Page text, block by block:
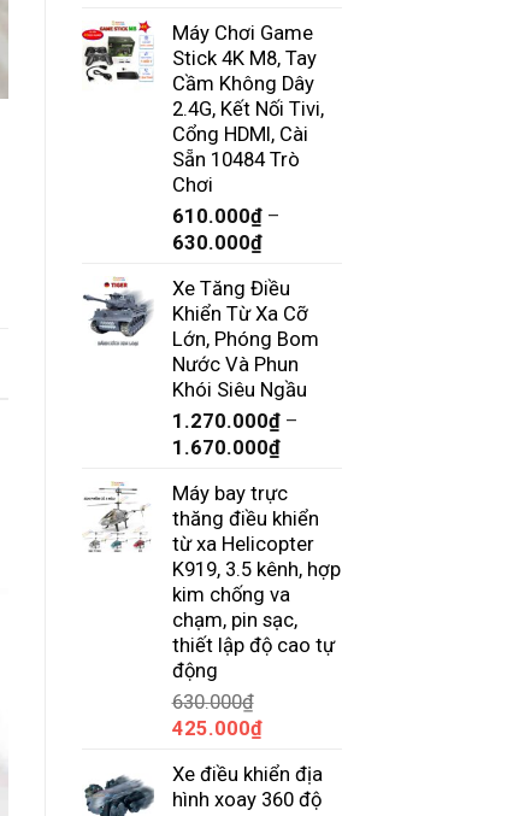
từ
630.000₫
đến
680.000₫
Máy Chơi Game
Stick 4K M8, Tay
Cầm Không Dây
2.4G, Kết Nối Tivi,
Cổng HDMI, Cài
Sẵn 10484 Trò
Chơi
610.000₫ –
630.000₫Khoảng
từ
610.000₫
đến
630.000₫
Xe Tăng Điều
Khiển Từ Xa Cỡ
Lớn, Phóng Bom
Nước Và Phun
Khói Siêu Ngầu
1.270.000₫ –
1.670.000₫Khoảng
từ
1.270.000₫
đến
1.670.000₫
Máy bay trực
thăng điều khiển
từ xa Helicopter
K919, 3.5 kênh, hợp
kim chống va
chạm, pin sạc,
thiết lập độ cao tự
động
630.000₫
Giá
là:
630.000₫.
425.000₫Giá
tại
là:
Xe điều khiển địa
hình xoay 360 độ